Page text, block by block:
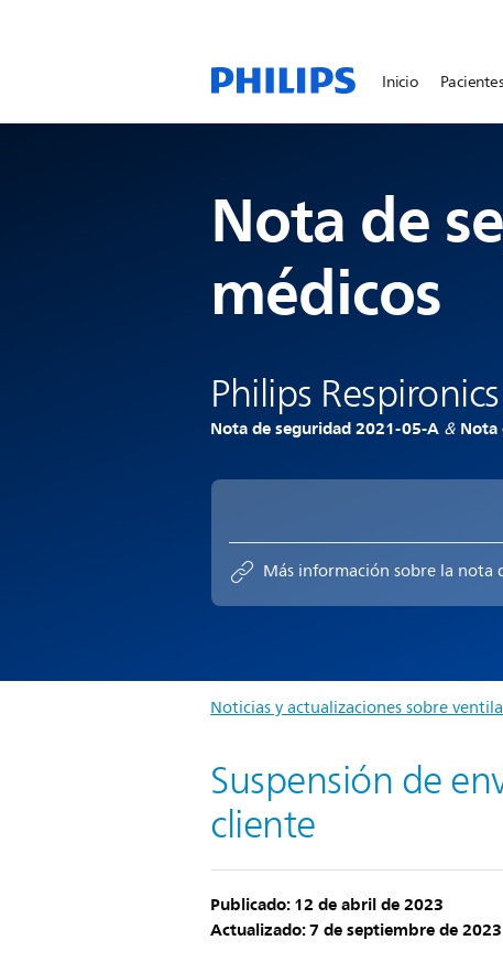
Inicio Pacientes
Nota de
médicos
Philips Respironics
Nota de seguridad 2021-05-A &
Más información sobre la nota
Noticias y actualizaciones sobre
Suspensión de
cliente
Publicado: 12 de abril de 2023
Actualizado: 7 de septiembre de 2023